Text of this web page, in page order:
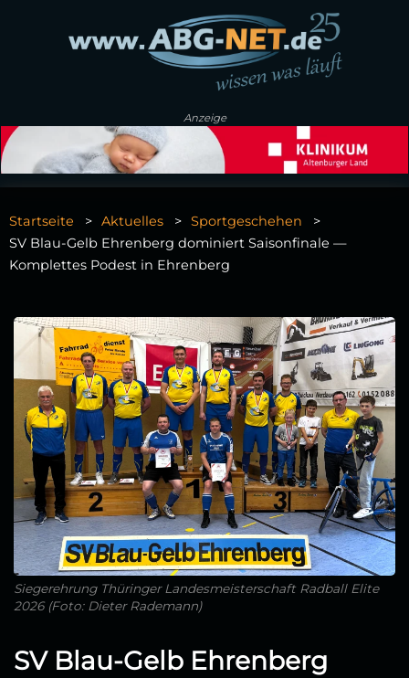
Anzeige
Startseite Aktuelles
Sportgeschehen
SV Blau‑Gelb Ehrenberg dominiert Saisonfinale —
Komplettes Podest in Ehrenberg
Siegerehrung Thüringer Landesmeisterschaft Radball Elite
2026 (Foto: Dieter Rademann)
SV Blau‑Gelb Ehrenberg